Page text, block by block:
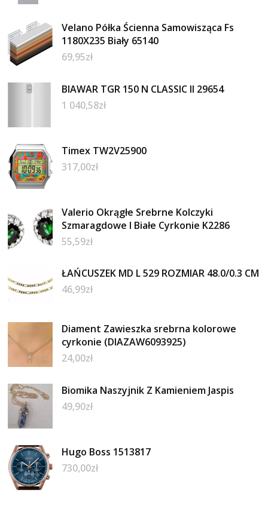
Velano Półka Ścienna Samowisząca Fs
1180X235 Biały 65140
69,95zł
BIAWAR TGR 150 N CLASSIC II 29654
1 040,58zł
Timex TW2V25900
317,00zł
Valerio Okrągłe Srebrne Kolczyki
Szmaragdowe I Białe Cyrkonie K2286
55,59zł
ŁAŃCUSZEK MD L 529 ROZMIAR 48.0/0.3 CM
46,99zł
Diament Zawieszka srebrna kolorowe
cyrkonie (DIAZAW6093925)
24,00zł
Biomika Naszyjnik Z Kamieniem Jaspis
49,90zł
Hugo Boss 1513817
730,00zł